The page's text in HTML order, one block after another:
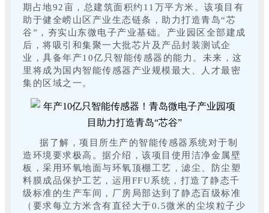
期占地92亩，总建筑面积约11万平方米。该项目有
助于健全崂山区产业生态链条，助力打造青岛“芯
谷”，夯实山东微电子产业基础。产业园区全部建成
后，将吸引和集聚一大批芯片及产品封装测试企
业，具备年产10亿只智能传感器的能力。未来，这
里将成为国内智能传感器产业规模最大、人才最密
集的区域之一。
据了解，项目所生产的智能传感器系统对于制
造环境要求极高。据介绍，该项目使用洁净金属壁
板，采用环氧地面与环氧顶棚工艺，滤尘、防尘塑
料膜成品保护工艺，运用FFU系统，打造了静态千
级标准的生产车间，厂房局部达到了静态百级标准
（要求每立方米含有直径大于0.5微米的尘埃粒子少